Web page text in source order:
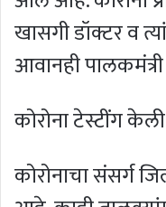
खासगी डॉक्टर व
आवानही
कोरोना टेस्टींग
कोरोनाचा संसर्ग